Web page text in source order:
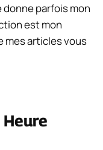
parfois mon
est mon
mes articles vous